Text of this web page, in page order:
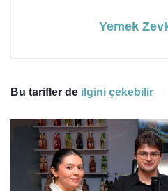
Yemek
Bu tarifler de ilgini çekebilir